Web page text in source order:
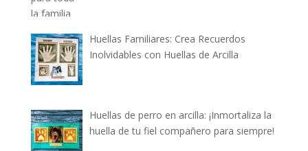
Huellas Familiares: Crea Recuerdos
Inolvidables con Huellas de Arcilla
Huellas de perro en arcilla: ¡Inmortaliza la
huella de tu fiel compañero para siempre!